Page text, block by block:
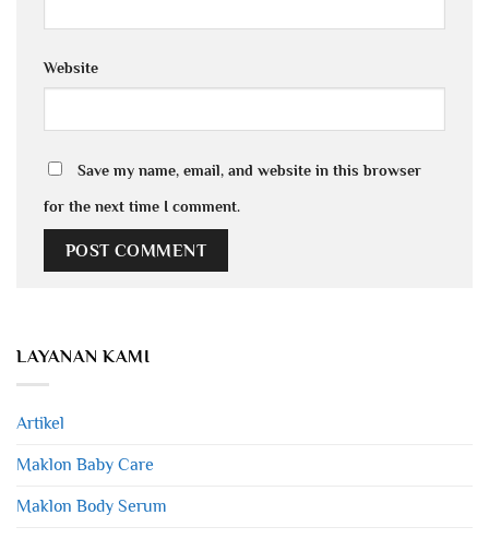
Website
Save my name, email, and website in this browser
for the next time I comment.
LAYANAN KAMI
Artikel
Maklon Baby Care
Maklon Body Serum